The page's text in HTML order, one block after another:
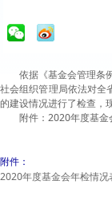
依据《基金会管理条
社会组织管理局依法对全
的建设情况进行了检查，
附件： 2020年度基金
附件：
2020年度基金会年检情